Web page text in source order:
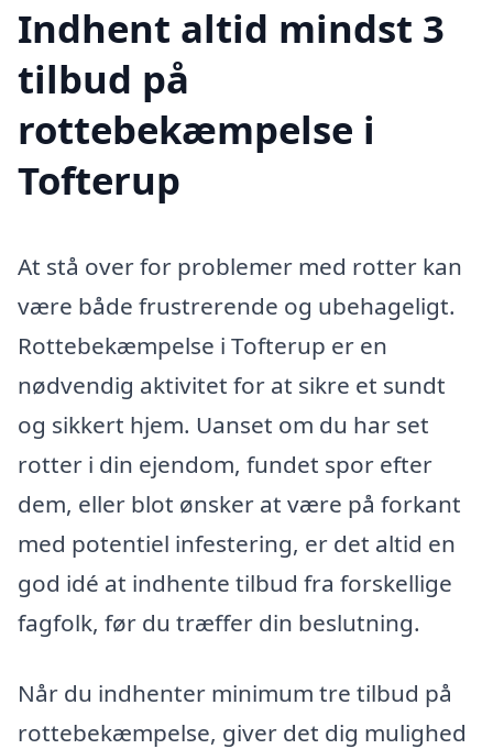
Indhent altid mindst 3
tilbud på
rottebekæmpelse i
Tofterup
At stå over for problemer med rotter kan
være både frustrerende og ubehageligt.
Rottebekæmpelse i Tofterup er en
nødvendig aktivitet for at sikre et sundt
og sikkert hjem. Uanset om du har set
rotter i din ejendom, fundet spor efter
dem, eller blot ønsker at være på forkant
med potentiel infestering, er det altid en
god idé at indhente tilbud fra forskellige
fagfolk, før du træffer din beslutning.
Når du indhenter minimum tre tilbud på
rottebekæmpelse, giver det dig mulighed